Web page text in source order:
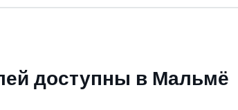
доступны в Мальмё